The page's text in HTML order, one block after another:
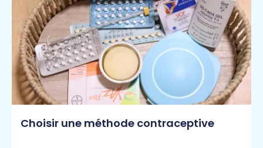
Choisir une méthode contraceptive